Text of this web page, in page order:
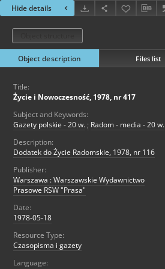
Hide details
Object description Files list
Title:
Życie i Nowoczesność, 1978, nr 417
Subject and Keywords:
Gazety polskie - 20 w. ; Radom - media - 20 w.
Description:
Dodatek do Życie Radomskie, 1978, nr 116
Publisher:
Warszawa : Warszawskie Wydawnictwo
Prasowe RSW "Prasa"
Date:
1978-05-18
Resource Type:
Czasopisma i gazety
Language: